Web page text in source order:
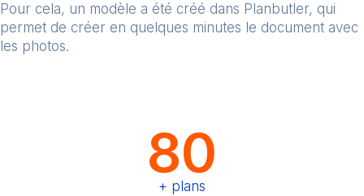
Pour cela, un modèle a été créé dans Planbutler, qui
permet de créer en quelques minutes le document avec
les photos.
80
+ plans